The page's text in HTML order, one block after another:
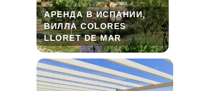
АРЕНДА В ИСПАНИИ,
ВИЛЛА COLORES
LLORET DE MAR